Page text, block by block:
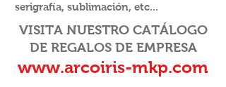
serigrafía, sublimación, etc...
VISITA NUESTRO CATÁLOGO
DE REGALOS DE EMPRESA
www.arcoiris-mkp.com